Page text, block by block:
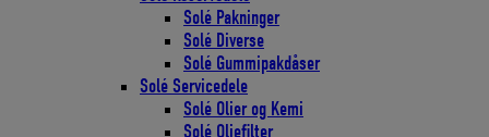
Solé Pakninger
Solé Diverse
Solé Gummipakdåser
Solé Servicedele
Solé Olier og Kemi
Solé Oliefilter